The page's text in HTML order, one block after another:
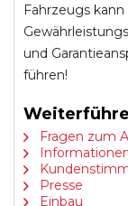
Fahrzeugs
und
führen!
Fragen zum
Presse
Einbau